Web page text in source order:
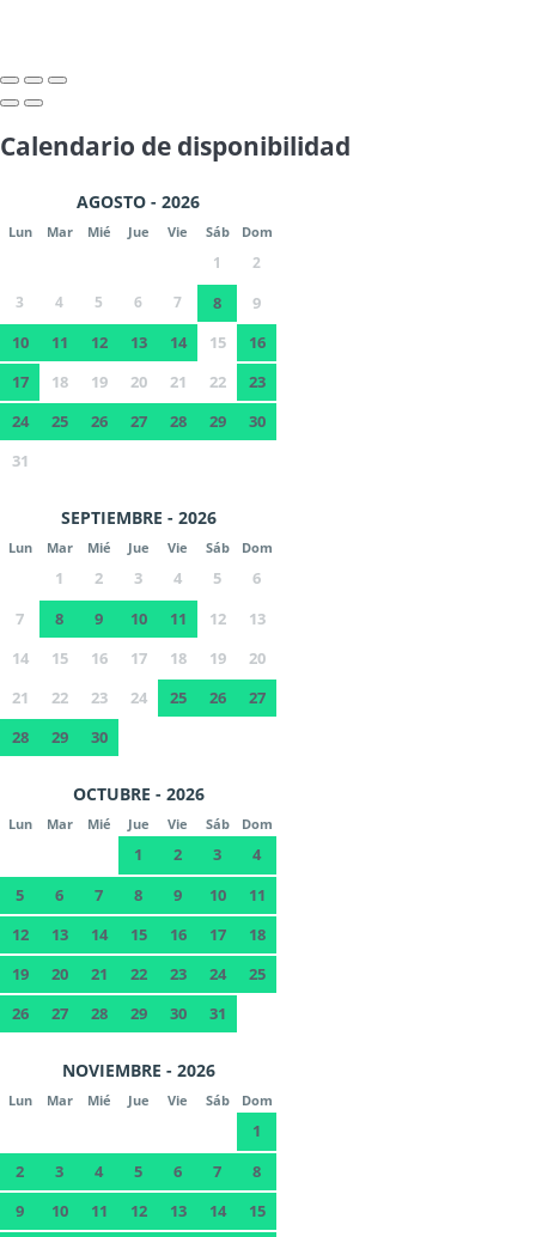
Calendario de disponibilidad
AGOSTO - 2026
Lun Mar Mié Jue Vie Sáb Dom
1
2
3
4 5 6 7 8
9
10
11 12 13 14 15
16
17
18 19 20 21 22
23
24
25 26 27 28 29
30
31
SEPTIEMBRE - 2026
Lun Mar Mié Jue Vie Sáb Dom
1 2 3 4 5
6
7
8 9 10 11 12
13
14
15 16 17 18 19
20
21
22 23 24 25 26
27
28
29 30
OCTUBRE - 2026
Lun Mar Mié Jue Vie Sáb Dom
1 2 3
4
5
6 7 8 9 10
11
12
13 14 15 16 17
18
19
20 21 22 23 24
25
26
27 28 29 30 31
NOVIEMBRE - 2026
Lun Mar Mié Jue Vie Sáb Dom
1
2
3 4 5 6 7
8
9
10 11 12 13 14
15